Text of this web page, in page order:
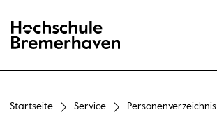
Hochschule Bremerhaven
Startseite Service Personenverzeichnis